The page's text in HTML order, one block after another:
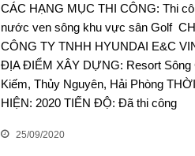
CÁC HẠNG MỤC THI CÔNG: Thi
nước ven sông khu vực sân Golf
CÔNG TY TNHH HYUNDAI E&C
ĐỊA ĐIỂM XÂY DỰNG: Resort Sông
Kiếm, Thủy Nguyên, Hải Phòng
HIỆN: 2020 TIẾN ĐỘ: Đã thi công
25/09/2020